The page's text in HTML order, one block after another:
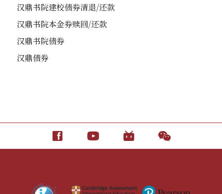
汉鼎书院建校债券清退/还款
汉鼎书院本金券赎回/还款
汉鼎书院债券
汉鼎债券